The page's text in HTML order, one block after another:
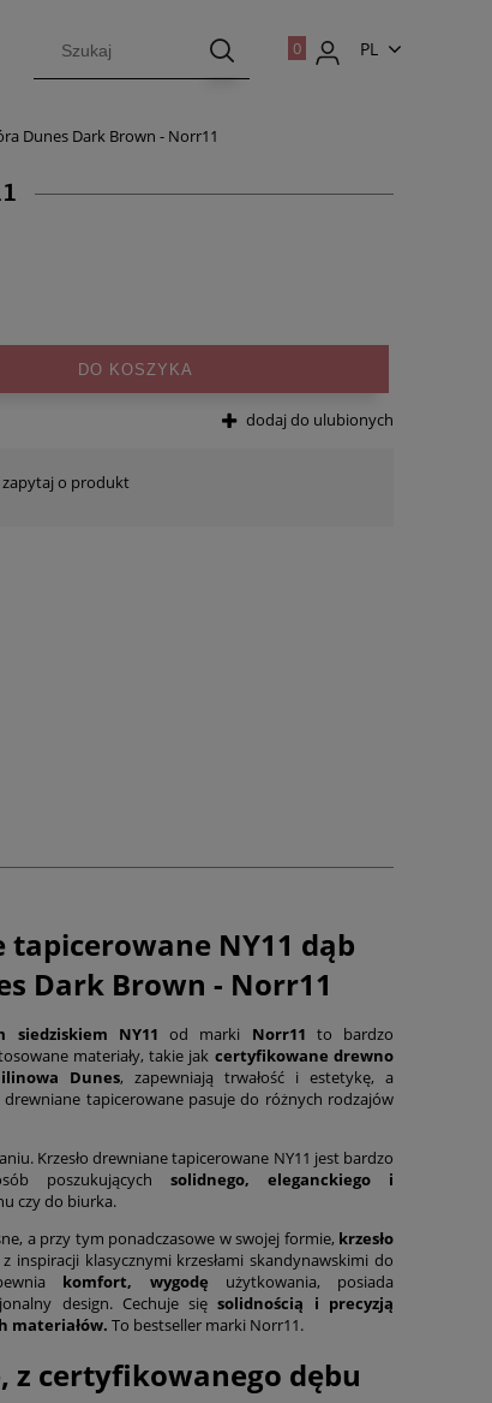
PL
Dunes Dark Brown - Norr11
DO KOSZYKA
dodaj do ulubionych
zapytaj o produkt
tapicerowane NY11 dąb
Dark Brown - Norr11
siedziskiem NY11 od marki Norr11 to bardzo
materiały, takie jak certyfikowane drewno
Dunes, zapewniają trwałość i estetykę, a
drewniane tapicerowane pasuje do różnych rodzajów
Krzesło drewniane tapicerowane NY11 jest bardzo
poszukujących solidnego, eleganckiego i
czy do biurka.
a przy tym ponadczasowe w swojej formie, krzesło
z inspiracji klasycznymi krzesłami skandynawskimi do
komfort, wygodę użytkowania, posiada
design. Cechuje sięsolidnością i precyzją
materiałów. To bestseller marki Norr11.
z certyfikowanego dębu